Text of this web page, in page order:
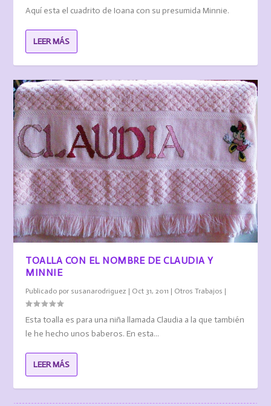
Aquí esta el cuadrito de Ioana con su presumida Minnie.
LEER MÁS
TOALLA CON EL NOMBRE DE CLAUDIA Y
MINNIE
Publicado por susanarodriguez | Oct 31, 2011 | Otros Trabajos |
Esta toalla es para una niña llamada Claudia a la que también
le he hecho unos baberos. En esta...
LEER MÁS